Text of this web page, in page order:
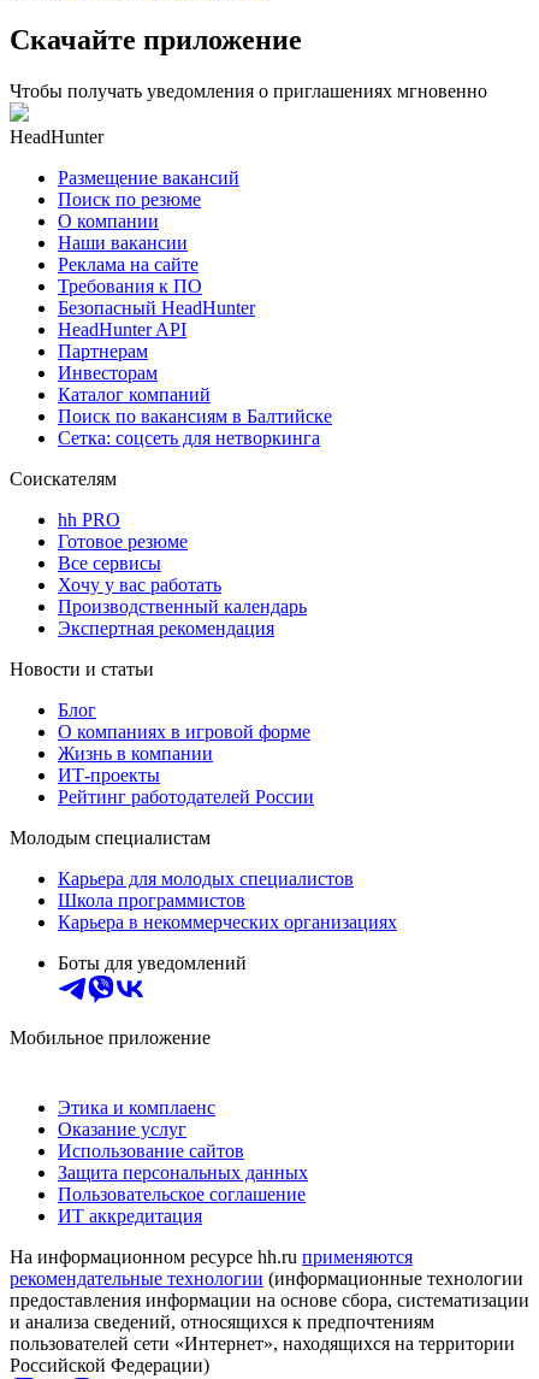
Скачайте приложение
Чтобы получать уведомления о приглашениях мгновенно
HeadHunter
Размещение вакансий
Поиск по резюме
О компании
Наши вакансии
Реклама на сайте
Требования к ПО
Безопасный HeadHunter
HeadHunter API
Партнерам
Инвесторам
Каталог компаний
Поиск по вакансиям в Балтийске
Сетка: соцсеть для нетворкинга
Соискателям
hh PRO
Готовое резюме
Все сервисы
Хочу у вас работать
Производственный календарь
Экспертная рекомендация
Новости и статьи
Блог
О компаниях в игровой форме
Жизнь в компании
ИТ-проекты
Рейтинг работодателей России
Молодым специалистам
Карьера для молодых специалистов
Школа программистов
Карьера в некоммерческих организациях
Боты для уведомлений
Мобильное приложение
Этика и комплаенс
Оказание услуг
Использование сайтов
Защита персональных данных
Пользовательское соглашение
ИТ аккредитация
На информационном ресурсе hh.ru применяются
рекомендательные технологии (информационные технологии
предоставления информации на основе сбора, систематизации
и анализа сведений, относящихся к предпочтениям
пользователей сети «Интернет», находящихся на территории
Российской Федерации)